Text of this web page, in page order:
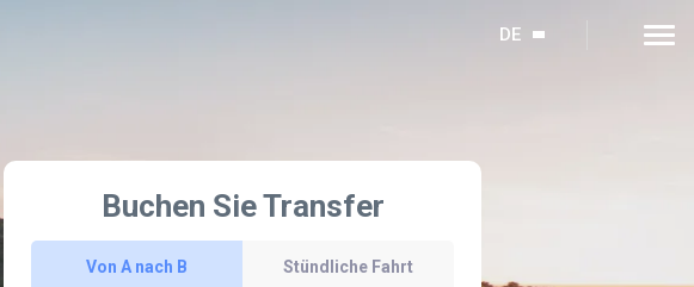
DE
Buchen Sie Transfer
Von A nach B Stündliche Fahrt